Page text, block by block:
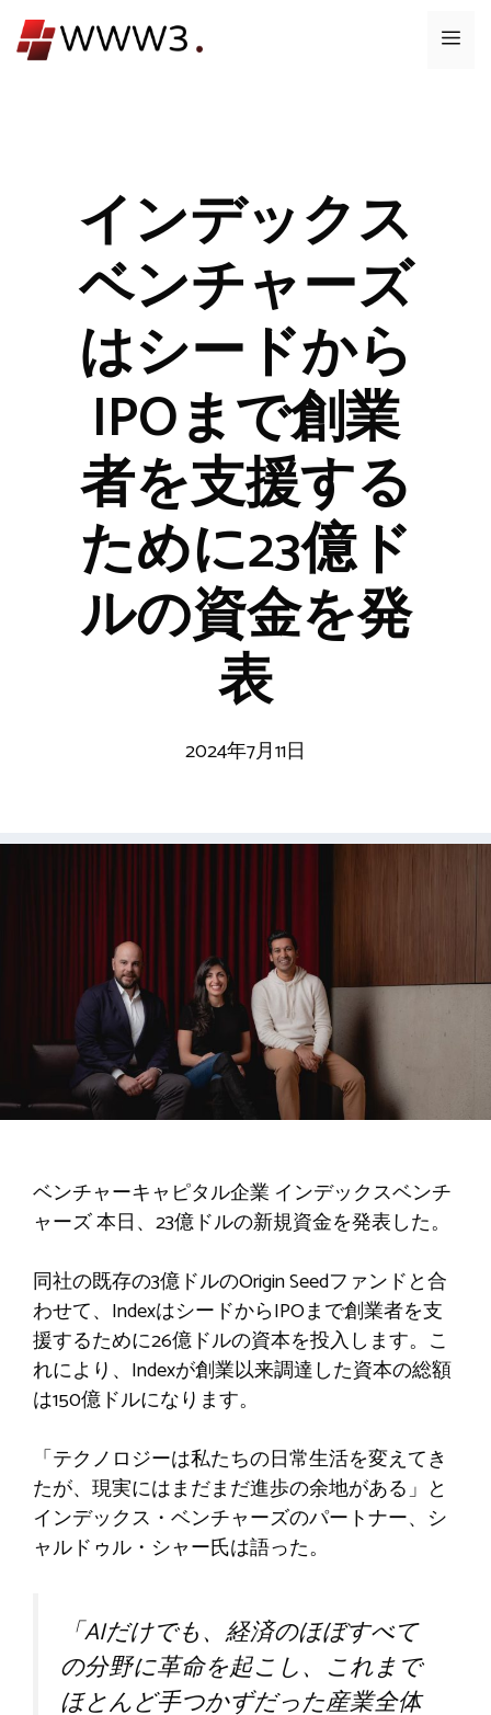
ン
メ
インデックス
ベンチャーズ
はシードから
IPOまで創業
者を支援する
ために23億ド
ルの資金を発
表
2024年7月11日
ベンチャーキャピタル企業 インデックスベンチ
ャーズ本日、23億ドルの新規資金を発表した。
同社の既存の3億ドルのOrigin Seedファンドと合
わせて、IndexはシードからIPOまで創業者を支
援するために26億ドルの資本を投入します。こ
れにより、Indexが創業以来調達した資本の総額
は150億ドルになります。
「テクノロジーは私たちの日常生活を変えてき
たが、現実にはまだまだ進歩の余地がある」と
インデックス・ベンチャーズのパートナー、シ
ャルドゥル・シャー氏は語った。
「AIだけでも、経済のほぼすべて
の分野に革命を起こし、これまで
ほとんど手つかずだった産業全体